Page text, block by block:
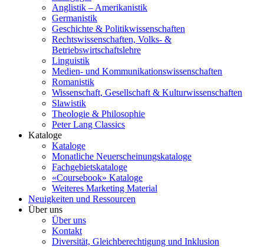
Anglistik – Amerikanistik
Germanistik
Geschichte & Politikwissenschaften
Rechtswissenschaften, Volks- &
Betriebswirtschaftslehre
Linguistik
Medien- und Kommunikationswissenschaften
Romanistik
Wissenschaft, Gesellschaft & Kulturwissenschaften
Slawistik
Theologie & Philosophie
Peter Lang Classics
Kataloge
Kataloge
Monatliche Neuerscheinungskataloge
Fachgebietskataloge
«Coursebook» Kataloge
Weiteres Marketing Material
Neuigkeiten und Ressourcen
Über uns
Über uns
Kontakt
Diversität, Gleichberechtigung und Inklusion